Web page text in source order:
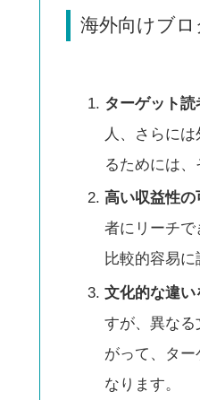
海外向けブ
ターゲット
人、さらに
るためには
高い収益性の
者にリーチ
比較的容易に
文化的な違
すが、異な
がって、タ
なります。